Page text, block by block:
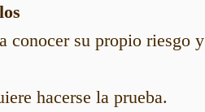
conocer su propio riesgo y
hacerse la prueba.